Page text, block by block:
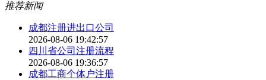
推荐新闻
成都注册进出口公司
2026-08-06 19:42:57
四川省公司注册流程
2026-08-06 19:36:57
成都工商个体户注册